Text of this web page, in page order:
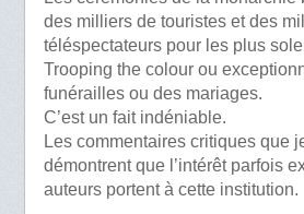
des milliers de touristes et des
téléspectateurs pour les plus
Trooping the colour ou
funérailles ou des mariages.
C’est un fait indéniable.
Les commentaires critiques que
démontrent que l’intérêt parfois
auteurs portent à cette institution.